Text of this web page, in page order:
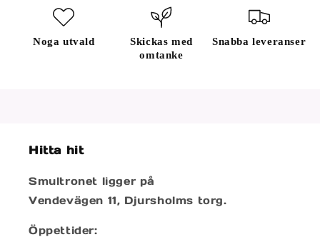
Noga utvald
Skickas med
omtanke
Snabba leveranser
Hitta hit
Smultronet ligger på
Vendevägen 11, Djursholms torg.
Öppettider: